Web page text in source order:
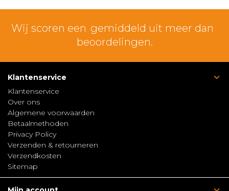
Wij scoren een gemiddeld uit meer dan
beoordelingen.
Klantenservice
Klantenservice
Over ons
Algemene voorwaarden
Betaalmethoden
Privacy Policy
Verzenden & retourneren
Verzendkosten
Sitemap